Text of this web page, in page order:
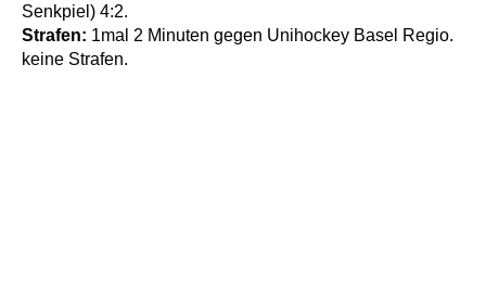
Senkpiel) 4:2.
Strafen: 1mal 2 Minuten gegen Unihockey Basel Regio.
keine Strafen.